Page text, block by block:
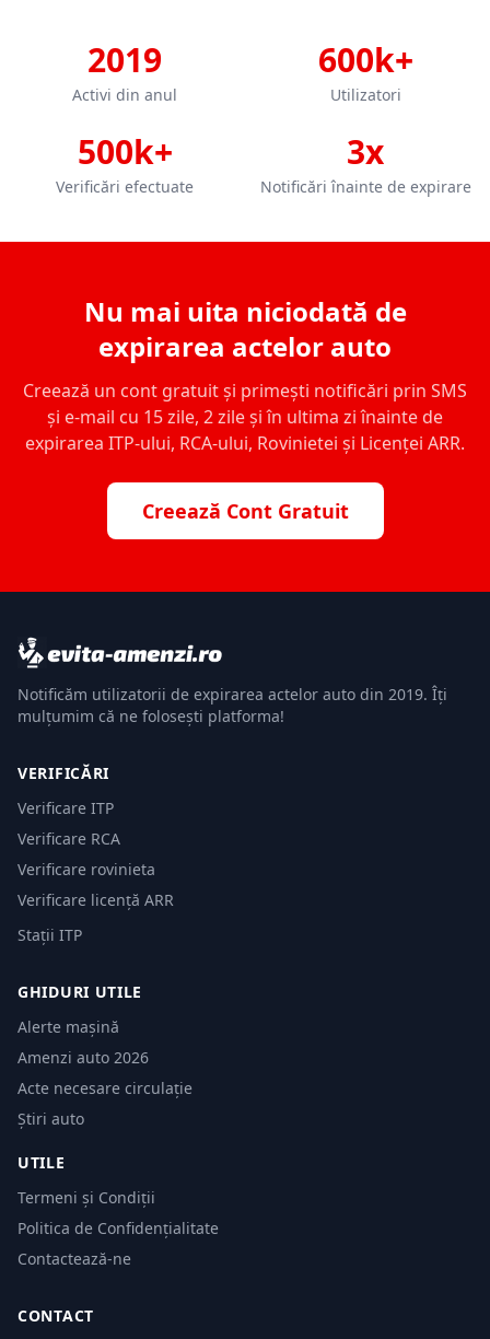
2019
Activi din anul
600k+
Utilizatori
500k+
Verificări efectuate
3x
Notificări înainte de expirare
Nu mai uita niciodată de
expirarea actelor auto
Creează un cont gratuit și primești notificări prin SMS
și e-mail cu 15 zile, 2 zile și în ultima zi înainte de
expirarea ITP-ului, RCA-ului, Rovinietei și Licenței ARR.
Creează Cont Gratuit
Notificăm utilizatorii de expirarea actelor auto din 2019. Îți
mulțumim că ne folosești platforma!
VERIFICĂRI
Verificare ITP
Verificare RCA
Verificare rovinieta
Verificare licență ARR
Stații ITP
GHIDURI UTILE
Alerte mașină
Amenzi auto 2026
Acte necesare circulație
Știri auto
UTILE
Termeni și Condiții
Politica de Confidențialitate
Contactează-ne
CONTACT